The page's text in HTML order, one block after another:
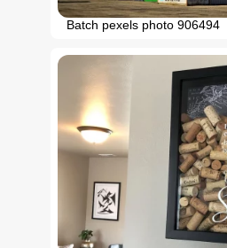
Batch pexels photo 906494